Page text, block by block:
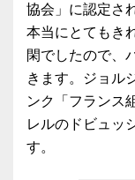
協会」に認定さ
本当にとてもき
閑でしたので、
きます。ジョル
ンク「フランス
レルのドビュッ
す。